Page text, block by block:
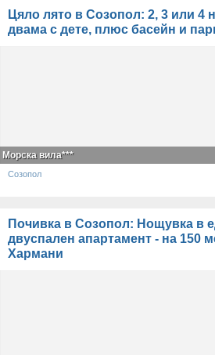
Цяло лято в Созопол: 2, 3 или 4
двама с дете, плюс басейн и
Морска вила***
Созопол
Почивка в Созопол: Нощувка в
двуспален апартамент - на 150
Хармани